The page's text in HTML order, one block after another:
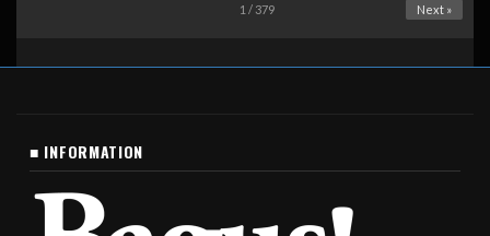
1 / 379 Next »
■ INFORMATION